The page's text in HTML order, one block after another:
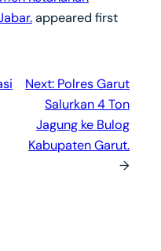
appeared first
Next: Polres Garut
Salurkan 4 Ton
Jagung ke Bulog
Kabupaten Garut.
→